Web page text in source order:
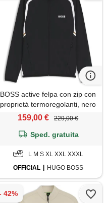
BOSS active felpa con zip con
proprietà termoregolanti, nero
159,00 € 229,00 €
Sped. gratuita
L M S XL XXL XXXL
OFFICIAL
HUGO BOSS